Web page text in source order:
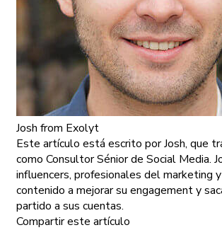
Josh from Exolyt
Este artículo está escrito por Josh, que
como Consultor Sénior de Social Media.
influencers, profesionales del marketing
contenido a mejorar su engagement y
partido a sus cuentas.
Compartir este artículo